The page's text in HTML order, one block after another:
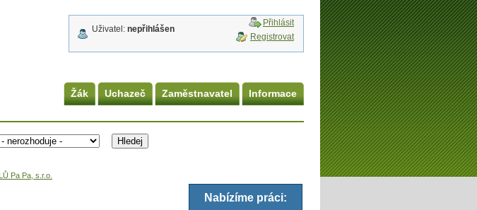
Pa Pa, s.r.o.
Žák Uchazeč Zaměstnavatel Informace
Uživatel: nepřihlášen
Přihlásit
Registrovat